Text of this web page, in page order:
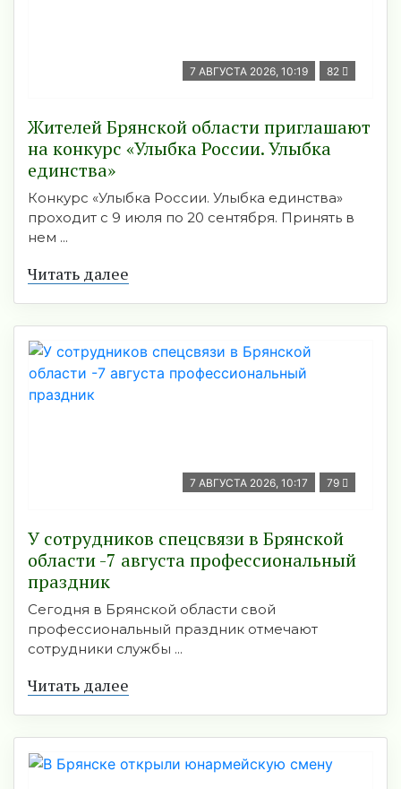
7 АВГУСТА 2026, 10:19 82
Жителей Брянской области приглашают
на конкурс «Улыбка России. Улыбка
единства»
Конкурс «Улыбка России. Улыбка единства»
проходит с 9 июля по 20 сентября. Принять в
нем ...
Читать далее
7 АВГУСТА 2026, 10:17 79
У сотрудников спецсвязи в Брянской
области -7 августа профессиональный
праздник
Сегодня в Брянской области свой
профессиональный праздник отмечают
сотрудники службы ...
Читать далее